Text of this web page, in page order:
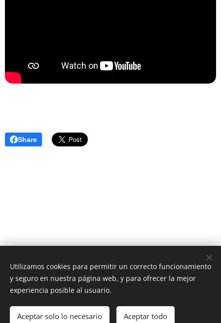
Share
AS Digital News
El periódico digital que estabas esperando
Utilizamos cookies para permitir un correcto funcionamiento
y seguro en nuestra página web, y para ofrecer la mejor
experiencia posible al usuario.
Aceptar solo lo necesario Aceptar todo